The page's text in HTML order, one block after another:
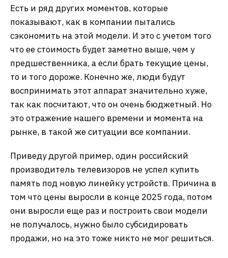
Есть и ряд других моментов, которые
показывают, как в компании пытались
сэкономить на этой модели. И это с учетом того
что ее стоимость будет заметно выше, чем у
предшественника, а если брать текущие цены,
то и того дороже. Конечно же, люди будут
воспринимать этот аппарат значительно хуже,
так как посчитают, что он очень бюджетный. Но
это отражение нашего времени и момента на
рынке, в такой же ситуации все компании.
Приведу другой пример, один российский
производитель телевизоров не успел купить
память под новую линейку устройств. Причина в
том что цены выросли в конце 2025 года, потом
они выросли еще раз и построить свои модели
не получалось, нужно было субсидировать
продажи, но на это тоже никто не мог решиться.